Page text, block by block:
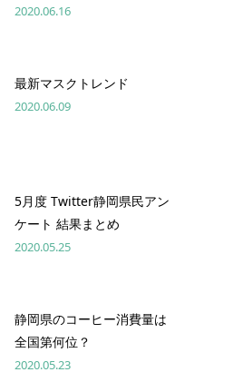
2020.06.16
最新マスクトレンド
2020.06.09
5月度 Twitter静岡県民アン
ケート 結果まとめ
2020.05.25
静岡県のコーヒー消費量は
全国第何位？
2020.05.23